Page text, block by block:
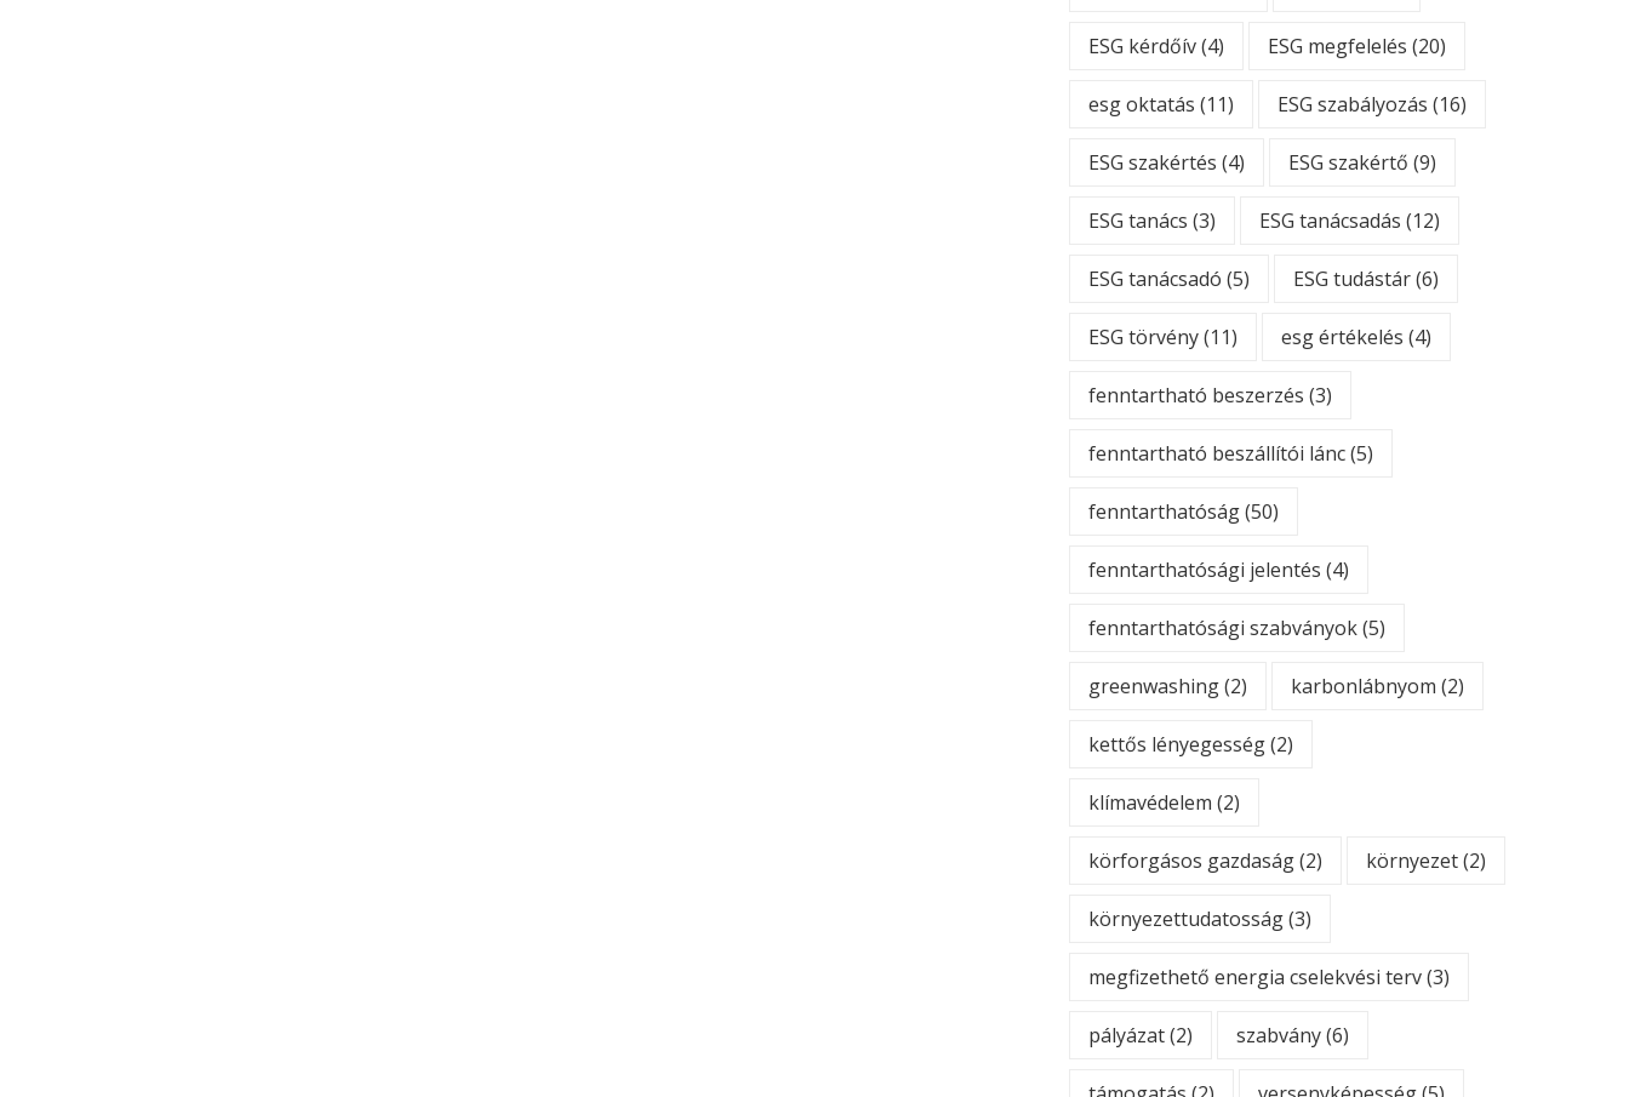
ESG kérdőív(4) ESG megfelelés (20)
esg oktatás (11) ESG szabályozás (16)
ESG szakértés (4) ESG szakértő (9)
ESG tanács (3) ESG tanácsadás (12)
ESG tanácsadó (5) ESG tudástár(6)
ESG törvény(11) esg értékelés (4)
fenntartható beszerzés (3)
fenntartható beszállítói lánc(5)
fenntarthatóság(50)
fenntarthatósági jelentés (4)
fenntarthatósági szabványok(5)
greenwashing(2) karbonlábnyom (2)
kettős lényegesség(2)
klímavédelem (2)
körforgásos gazdaság(2) környezet(2)
környezettudatosság(3)
megfizethető energia cselekvési terv(3)
pályázat(2) szabvány(6)